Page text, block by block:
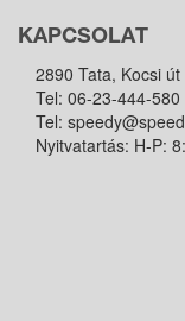
KAPCSOLAT
2890 Tata, Kocsi út
Tel: 06-23-444-580
Tel:
Nyitvatartás: H-P: